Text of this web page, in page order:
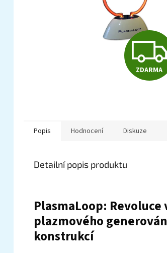
ZDARMA
Popis Hodnocení Diskuze
Detailní popis produktu
PlasmaLoop:
plazmového
konstrukcí